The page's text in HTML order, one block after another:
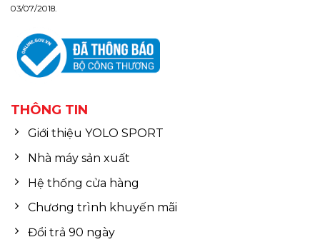
03/07/2018.
THÔNG TIN
Giới thiệu YOLO SPORT
Nhà máy sản xuất
Hệ thống cửa hàng
Chương trình khuyến mãi
Đổi trả 90 ngày